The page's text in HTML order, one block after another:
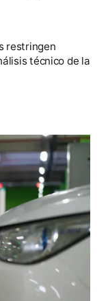
restringen
técnico de la